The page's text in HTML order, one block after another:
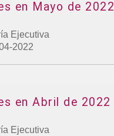
en Mayo de 2022
Ejecutiva
2022
en Abril de 2022
Ejecutiva